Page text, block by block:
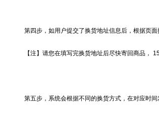
第四步，如用户提交了换货地址信息后，根据页
【注】请您在填写完换货地址后尽快寄回商品，
第五步，系统会根据不同的换货方式，在对应时